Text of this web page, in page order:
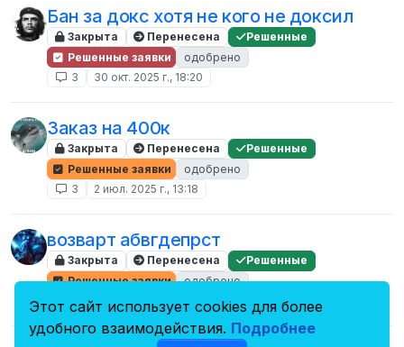
Бан за докс хотя не кого не доксил
Закрыта Перенесена
Решенные
Решенные заявки
одобрено
3
30 окт. 2025 г., 18:20
Заказ на 400к
Закрыта Перенесена
Решенные
Решенные заявки
одобрено
3
2 июл. 2025 г., 13:18
возварт абвгдепрст
Закрыта Перенесена
Решенные
Решенные заявки
одобрено
3
31 июл. 2024 г., 22:16
Этот сайт использует cookies для более
удобного взаимодействия. Подробнее